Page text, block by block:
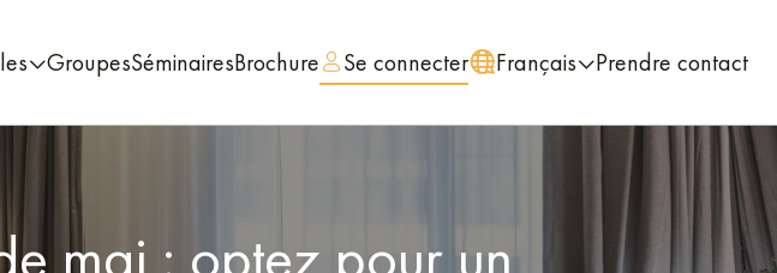
GroupesSéminairesBrochure Se connecter Français Prendre contact
mai : optez pour un